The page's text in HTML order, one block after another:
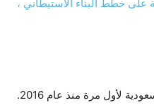
لأول مرة منذ عام 2016.